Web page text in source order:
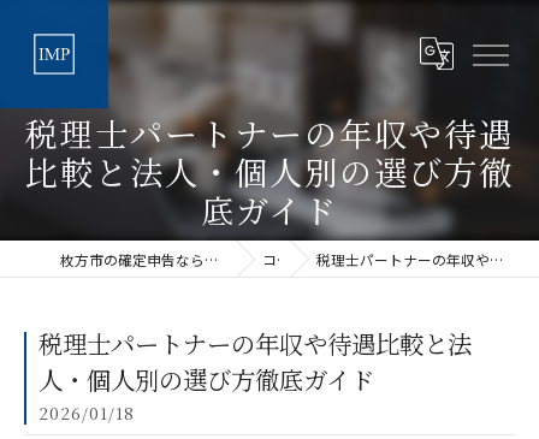
税理士パートナーの年収や待遇
比較と法人・個人別の選び方徹
底ガイド
枚方市の確定申告なら丁寧な税理士法人アイムパートナーズ コラム 税理士パートナーの年収や待遇比較と法人・個人別の選び方徹底ガイド
税理士パートナーの年収や待遇比較と法
人・個人別の選び方徹底ガイド
2026/01/18